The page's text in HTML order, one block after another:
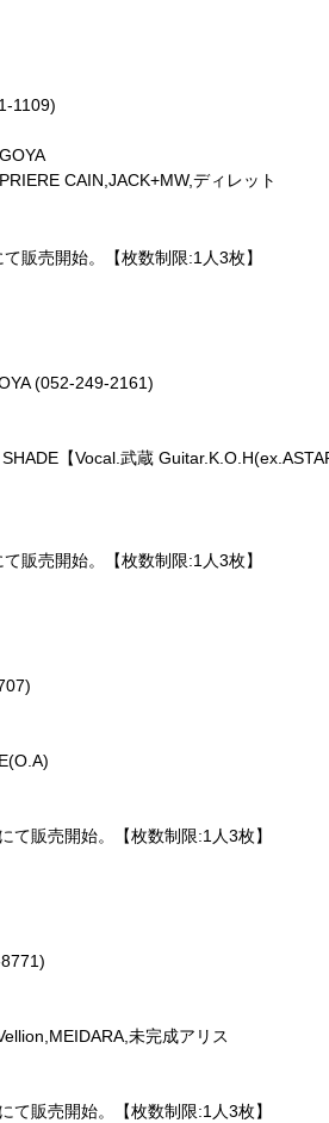
1109)
CAIN,JACK+MW,ディレット
販売開始。【枚数制限:1人3枚】
(052-249-2161)
【Vocal.武蔵
販売開始。【枚数制限:1人3枚】
販売開始。【枚数制限:1人3枚】
未完成アリス
販売開始。【枚数制限:1人3枚】